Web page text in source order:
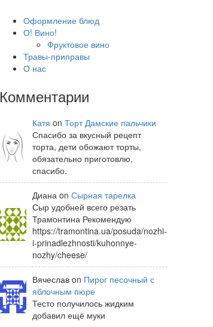
Оформление блюд
О! Вино!
Фруктовое вино
Травы-приправы
О нас
Комментарии
Катя on Торт Дамские пальчики
Спасибо за вкусный рецепт
торта, дети обожают торты,
обязательно приготовлю,
спасибо.
Диана on Сырная тарелка
Сыр удобней всего резать
Трамонтина Рекомендую
https://tramontina.ua/posuda/nozhi-
i-prinadlezhnosti/kuhonnye-
nozhy/cheese/
Вячеслав on Пирог песочный с
яблочным пюре
Тесто получилось жидким
добавил ещё муки